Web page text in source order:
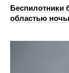
Беспилотники
областью